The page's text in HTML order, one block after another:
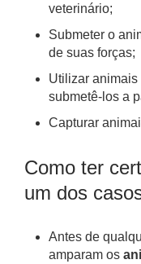
veterinário;
Submeter o
de suas forças;
Utilizar
submetê-los a
Capturar
Como ter
um dos
Antes de
amparam os